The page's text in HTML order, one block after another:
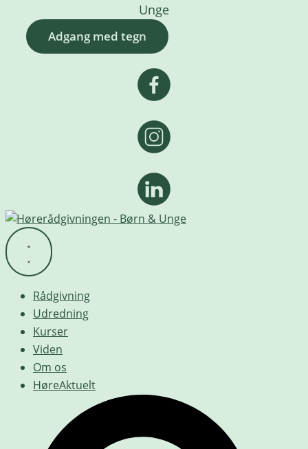
Unge
Rådgivning
Udredning
Kurser
Viden
Om os
HøreAktuelt